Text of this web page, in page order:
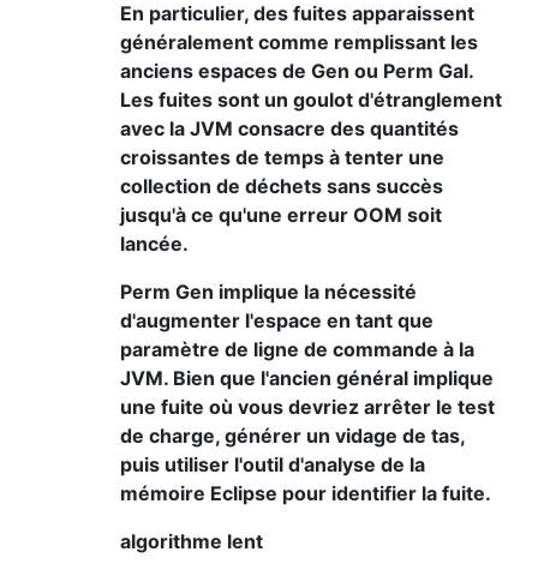
En particulier, des fuites apparaissent
généralement comme remplissant les
anciens espaces de Gen ou Perm Gal.
Les fuites sont un goulot d'étranglement
avec la JVM consacre des quantités
croissantes de temps à tenter une
collection de déchets sans succès
jusqu'à ce qu'une erreur OOM soit
lancée.
Perm Gen implique la nécessité
d'augmenter l'espace en tant que
paramètre de ligne de commande à la
JVM. Bien que l'ancien général implique
une fuite où vous devriez arrêter le test
de charge, générer un vidage de tas,
puis utiliser l'outil d'analyse de la
mémoire Eclipse pour identifier la fuite.
algorithme lent